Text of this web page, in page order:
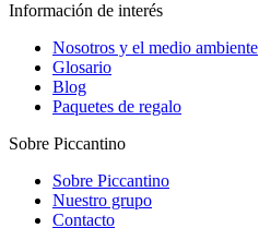
Información de interés
Nosotros y el medio ambiente
Glosario
Blog
Paquetes de regalo
Sobre Piccantino
Sobre Piccantino
Nuestro grupo
Contacto